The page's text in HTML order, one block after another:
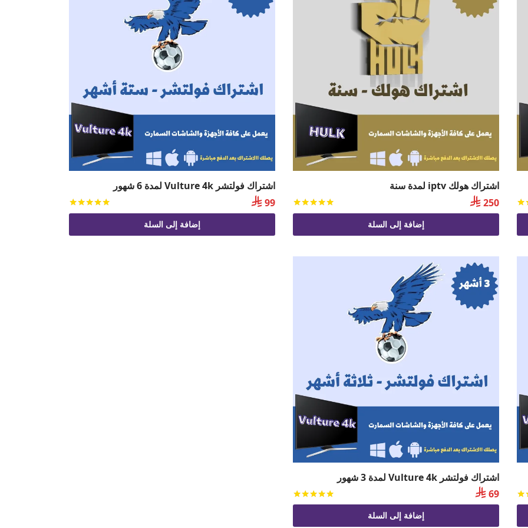
تم التقييممن 5
اشتراك هولك iptv لمدة سنة
 250 تم التقييممن 5
إضافة إلى السلة
اشتراك فولتشر Vulture 4k لمدة 6 شهور
 99
إضافة إلى السلة
تم التقييممن 5
اشتراك فولتشر Vulture 4k لمدة 3 شهور
 69
إضافة إلى السلة